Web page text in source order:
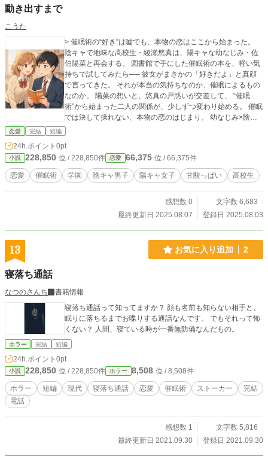
動き出すまで
こうた
> 催眠術の“好き”は嘘でも、本物の恋はここから始まった。
陰キャで地味な高校生・綾瀬悠真は、陽キャな幼なじみ・佐
伯陽菜と再会する。 図書館で手にした催眠術の本を、軽い気
持ちで試してみたら── 彼女がまさかの「好きだよ」と真顔
で言ってきた。 それが本当の気持ちなのか、催眠によるもの
なのか。 陽菜の想いと、悠真の戸惑いが交差して、 “催眠
術”から始まった二人の関係が、少しずつ変わり始める。 催眠
では決して操れない、本物の恋のはじまり。 幼なじみ×陰キ
ャ男子の、甘酸っぱい青春ラブストーリー。
恋愛 完結 短編
24h.ポイント 0pt
小説 228,850 位 / 228,850件 恋愛 66,375 位 / 66,375件
恋愛 催眠術 学園 陰キャ男子 陽キャ女子 甘酸っぱい 高校生
感想数 0
文字数 6,683
最終更新日 2025.08.07
登録日 2025.08.03
13 お気に入り追加 2
寝落ち通話
なつのさんち
書籍情報
寝落ち通話って知ってますか？ 顔も名前も知らない相手と、
眠りに落ちるまでお喋りする通話なんです。 でもそれって怖
くない？ 人間、寝ている時が一番無防備なんだもの。
ホラー 完結 短編
24h.ポイント 0pt
小説 228,850 位 / 228,850件 ホラー 8,508 位 / 8,508件
ホラー 短編 現代 寝落ち通話 恋愛 催眠術 ストーカー
完結
電話
感想数 1
文字数 5,816
最終更新日 2021.09.30
登録日 2021.09.30